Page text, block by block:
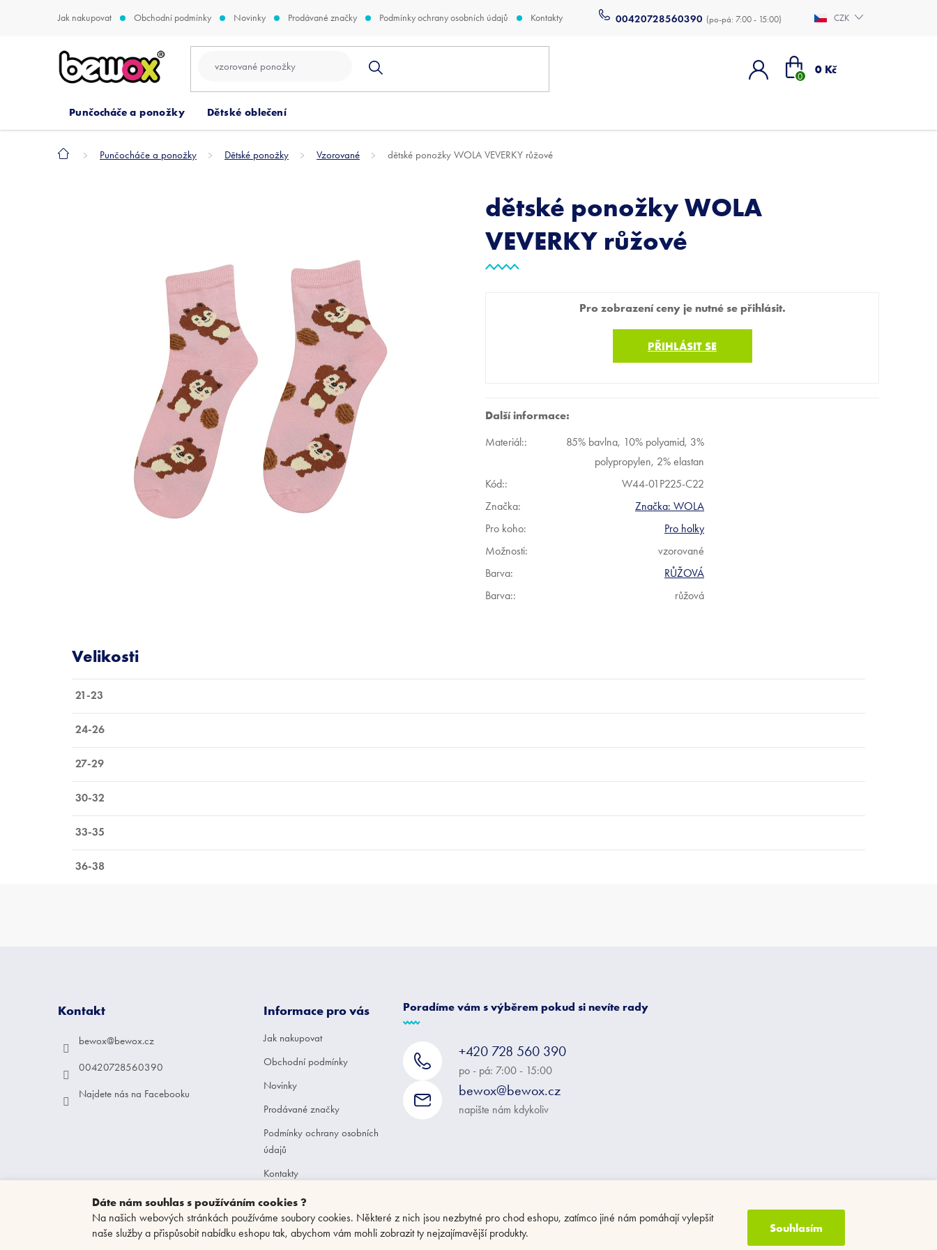
Dáte nám souhlas s používáním cookies ?
Na našich webových stránkách používáme soubory cookies. Některé z nich jsou nezbytné pro chod eshopu, zatímco jiné nám pomáhají vylepšit
naše služby a přispůsobit nabídku eshopu tak, abychom vám mohli zobrazit ty nejzajímavější produkty.
Souhlasím
00420728560390
Jak nakupovat Obchodní podmínky Novinky Prodávané značky Podmínky ochrany osobních údajů Kontakty CZK
Nákupní
0 Kč
Punčocháče a ponožky Dětské oblečení
Domů Punčocháče a ponožky Dětské ponožky Vzorované dětské ponožky WOLA VEVERKY růžové
dětské ponožky WOLA
VEVERKY růžové
Pro zobrazení ceny je nutné se přihlásit.
PŘIHLÁSIT SE
Další informace:
Materiál::
85% bavlna, 10% polyamid, 3%
polypropylen, 2% elastan
Kód::
W44-01P225-C22
Značka:
Značka: WOLA
Pro koho:
Pro holky
Možnosti:
vzorované
Barva:
RŮŽOVÁ
Barva:: růžová
21-23
24-26
27-29
30-32
33-35
36-38
Kontakt
bewox@bewox.cz
00420728560390
Najdete nás na Facebooku
Informace pro vás
Jak nakupovat
Obchodní podmínky
Novinky
Prodávané značky
Podmínky ochrany osobních
údajů
Kontakty
Poradíme vám s výběrem pokud si nevíte rady
+420 728 560 390
po - pá: 7:00 - 15:00
bewox@bewox.cz
napište nám kdykoliv